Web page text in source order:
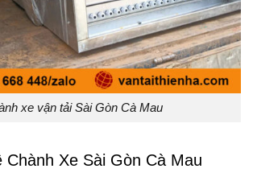
xe vận tải Sài Gòn Cà Mau
Chành Xe Sài Gòn Cà Mau